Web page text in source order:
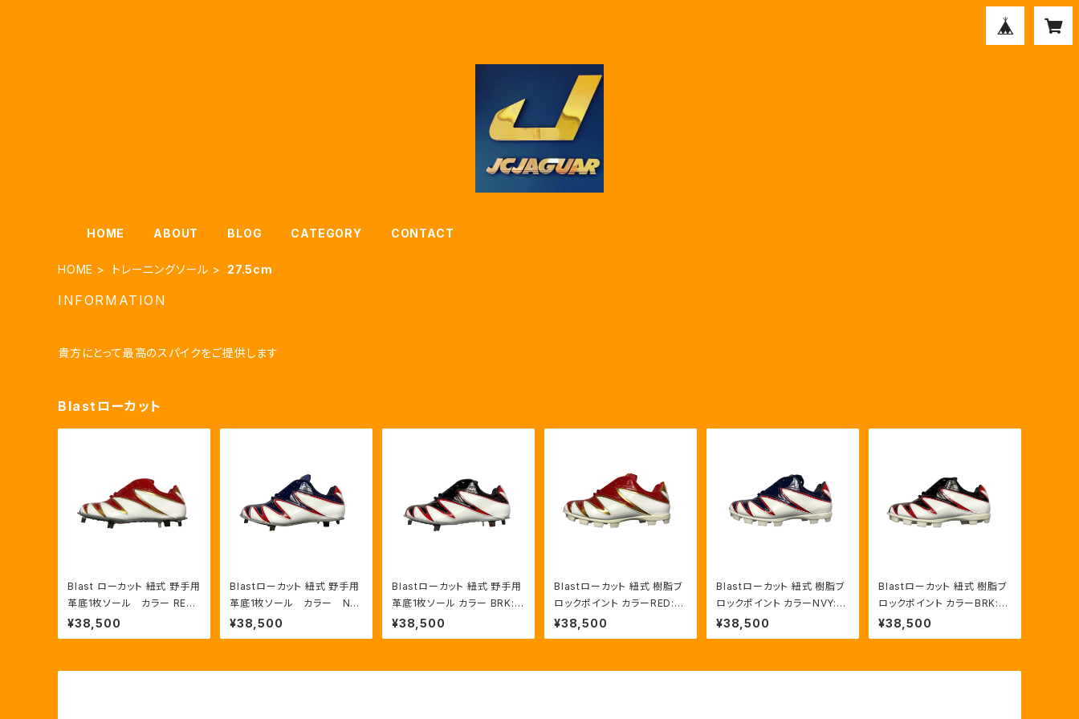
HOME ABOUT BLOG CATEGORY CONTACT
HOME トレーニングソール 27.5cm
INFORMATION
貴方にとって最高のスパイクをご提供します
Blastローカット
Blast ローカット 紐式 野手用
革底1枚ソール カラー RED:
GLD/WHT
¥38,500
Blastローカット 紐式 野手用
革底1枚ソール カラー NV
Y:RED/HWT
¥38,500
Blastローカット 紐式 野手用
革底1枚ソール カラー BRK:R
ED/HWT
¥38,500
Blastローカット 紐式 樹脂ブ
ロックポイント カラーRED:G
LD/HWT
¥38,500
Blastローカット 紐式 樹脂ブ
ロックポイント カラーNVY:R
ED/HWT
¥38,500
Blastローカット 紐式 樹脂ブ
ロックポイント カラーBRK:R
ED/HWT
¥38,500